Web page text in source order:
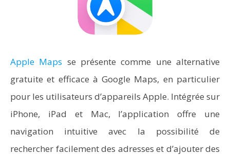
Apple Maps se présente comme une alternative
gratuite et efficace à Google Maps, en particulier
pour les utilisateurs d’appareils Apple. Intégrée sur
iPhone, iPad et Mac, l’application offre une
navigation intuitive avec la possibilité de
rechercher facilement des adresses et d’ajouter des